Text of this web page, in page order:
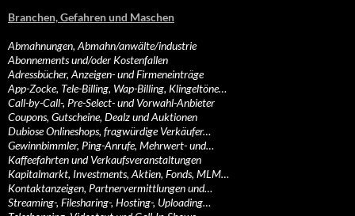
Branchen, Gefahren und Maschen
Abmahnungen, Abmahn/anwälte/industrie
Abonnements und/oder Kostenfallen
Adressbücher, Anzeigen- und Firmeneinträge
App-Zocke, Tele-Billing, Wap-Billing, Klingeltöne…
Call-by-Call-, Pre-Select- und Vorwahl-Anbieter
Coupons, Gutscheine, Dealz und Auktionen
Dubiose Onlineshops, fragwürdige Verkäufer…
Gewinnbimmler, Ping-Anrufe, Mehrwert- und…
Kaffeefahrten und Verkaufsveranstaltungen
Kapitalmarkt, Investments, Aktien, Fonds, MLM…
Kontaktanzeigen, Partnervermittlungen und…
Streaming-, Filesharing-, Hosting-, Uploading…